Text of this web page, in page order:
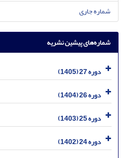
شماره جاری
شماره‌های پیشین نشریه
دوره 27 (1405)
دوره 26 (1404)
دوره 25 (1403)
دوره 24 (1402)